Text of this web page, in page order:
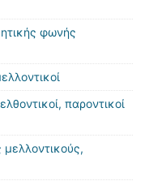
φωνής
παροντικοί